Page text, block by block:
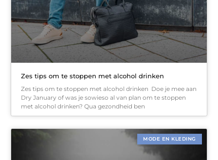
Zes tips om te stoppen met alcohol drinken
Zes tips om te stoppen met alcohol drinken Doe je mee aan
Dry January of was je sowieso al van plan om te stoppen
met alcohol drinken? Qua gezondheid ben
MODE EN KLEDING